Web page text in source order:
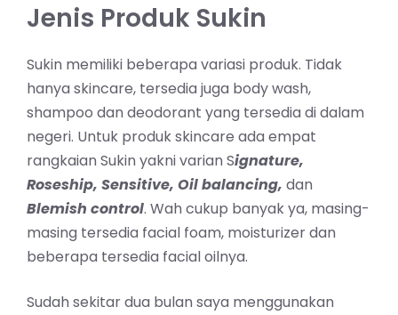
Jenis Produk Sukin
Sukin memiliki beberapa variasi produk. Tidak
hanya skincare, tersedia juga body wash,
shampoo dan deodorant yang tersedia di dalam
negeri. Untuk produk skincare ada empat
rangkaian Sukin yakni varian Signature,
Roseship, Sensitive, Oil balancing, dan
Blemish control. Wah cukup banyak ya, masing-
masing tersedia facial foam, moisturizer dan
beberapa tersedia facial oilnya.
Sudah sekitar dua bulan saya menggunakan